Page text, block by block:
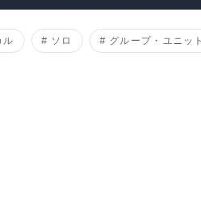
ル ソロ グループ・ユニット